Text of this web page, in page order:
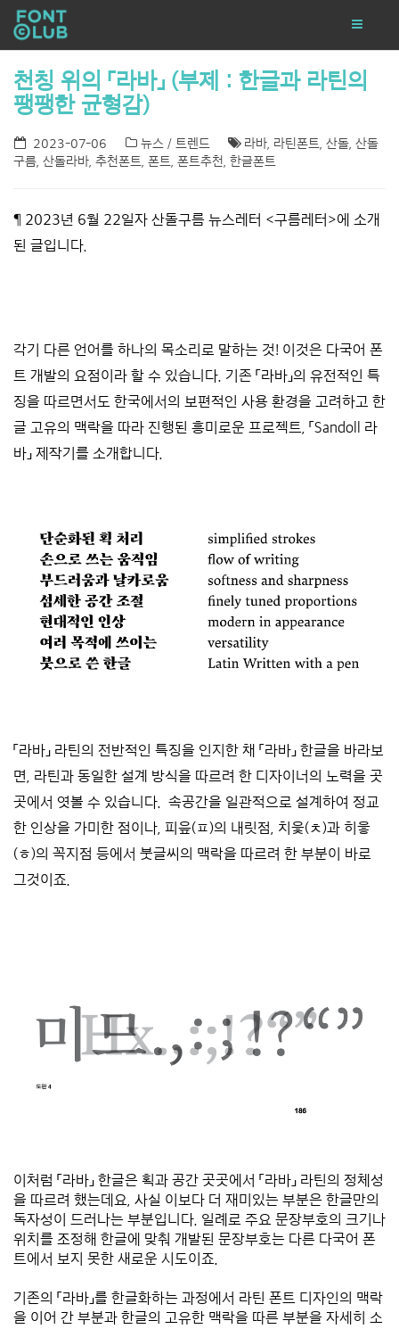
천칭 위의 「라바」 (부제 : 한글과 라틴의
팽팽한 균형감)
2023-07-06 뉴스 / 트렌드 라바 라틴폰트 산돌 산돌
구름 산돌라바 추천폰트 폰트 폰트추천 한글폰트
¶ 2023년 6월 22일자 산돌구름 뉴스레터 <구름레터 >에 소개
된 글입니다.
각기 다른 언어를 하나의 목소리로 말하는 것! 이것은 다국어 폰
트 개발의 요점이라 할 수 있습니다. 기존 「라바」의 유전적인 특
징을 따르면서도 한국에서의 보편적인 사용 환경을 고려하고 한
글 고유의 맥락을 따라 진행된 흥미로운 프로젝트, 「Sandoll 라
바」 제작기를 소개합니다.
「라바」 라틴의 전반적인 특징을 인지한 채 「라바」 한글을 바라보
면, 라틴과 동일한 설계 방식을 따르려 한 디자이너의 노력을 곳
곳에서 엿볼 수 있습니다. 속공간을 일관적으로 설계하여 정교
한 인상을 가미한 점이나, 피읖(ㅍ)의 내릿점, 치읓(ㅊ)과 히읗
(ㅎ)의 꼭지점 등에서 붓글씨의 맥락을 따르려 한 부분이 바로
그것이죠.
이처럼 「라바」 한글은 획과 공간 곳곳에서 「라바」 라틴의 정체성
을 따르려 했는데요, 사실 이보다 더 재미있는 부분은 한글만의
독자성이 드러나는 부분입니다. 일례로 주요 문장부호의 크기나
위치를 조정해 한글에 맞춰 개발된 문장부호는 다른 다국어 폰
트에서 보지 못한 새로운 시도이죠.
기존의 「라바」를 한글화하는 과정에서 라틴 폰트 디자인의 맥락
을 이어 간 부분과 한글의 고유한 맥락을 따른 부분을 자세히 소